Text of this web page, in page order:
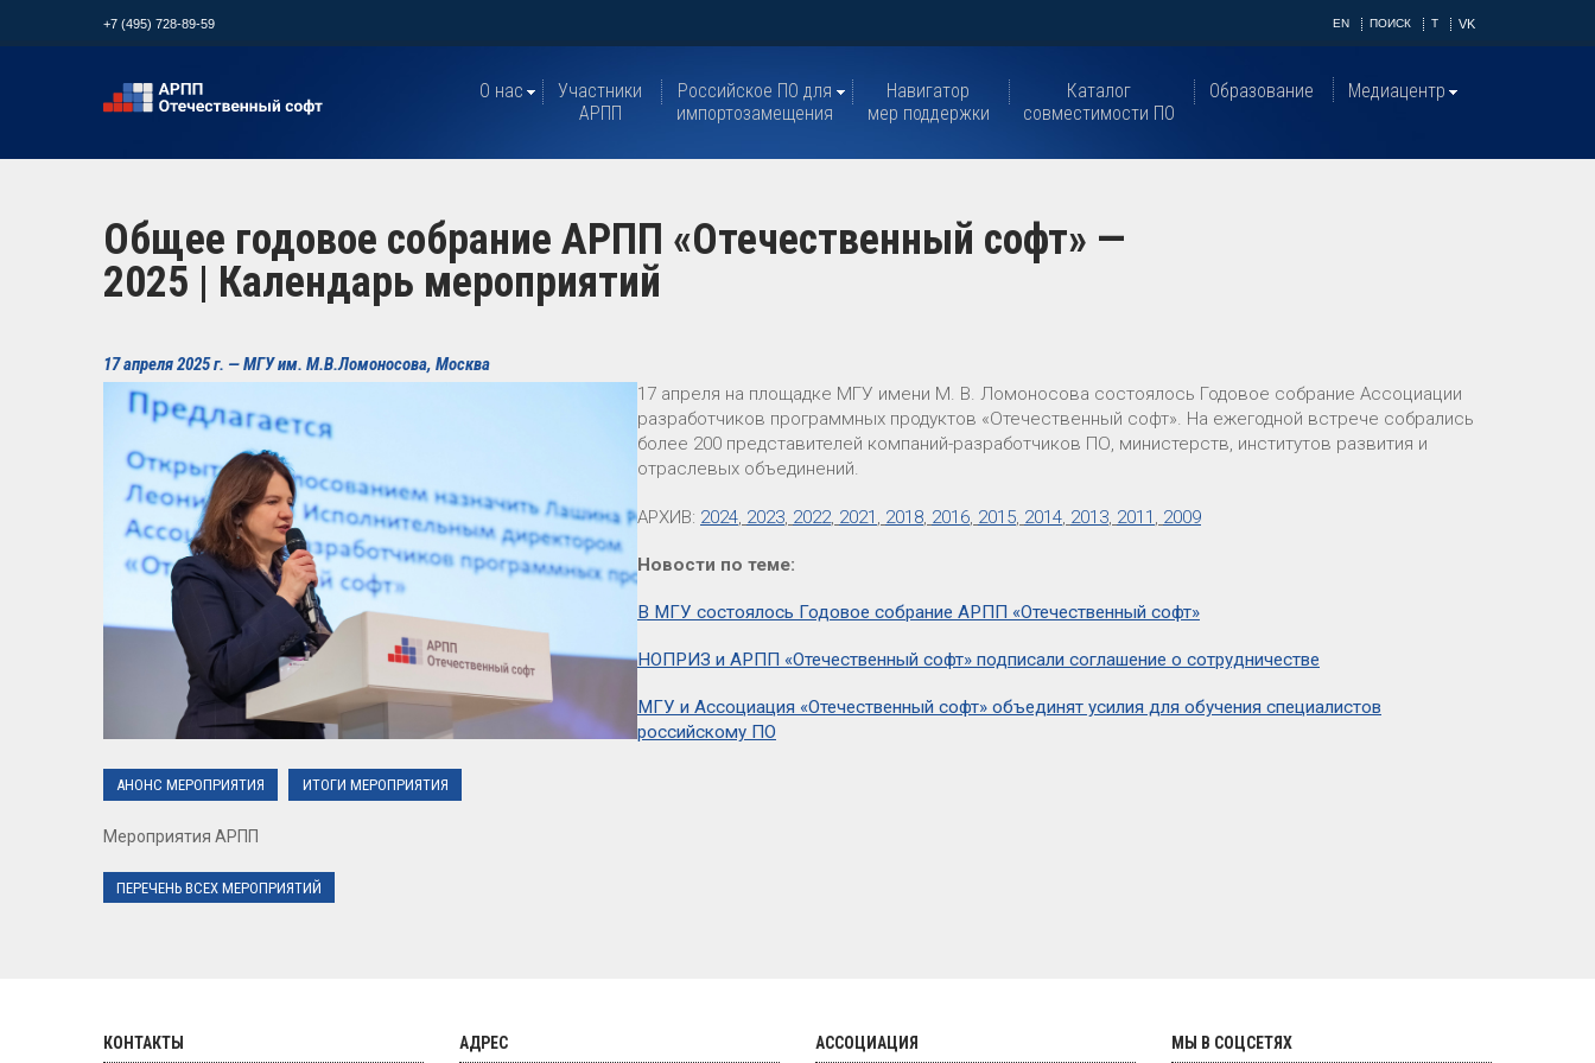
+7 (495) 728-89-59 EN ПОИСК T VK
О нас
Участники
АРПП
Российское ПО для
импортозамещения
Навигатор
мер поддержки
Каталог
совместимости ПО
Образование Медиацентр
Общее годовое собрание АРПП «Отечественный софт» —
2025 | Календарь мероприятий
17 апреля 2025 г. — МГУ им. М.В.Ломоносова, Москва
17 апреля на площадке МГУ имени М. В. Ломоносова состоялось Годовое собрание Ассоциации
разработчиков программных продуктов «Отечественный софт». На ежегодной встрече собрались
более 200 представителей компаний-разработчиков ПО, министерств, институтов развития и
отраслевых объединений.
АРХИВ: 2024, 2023, 2022, 2021 , 2018, 2016, 2015, 2014, 2013, 2011 , 2009
Новости по теме:
В МГУ состоялось Годовое собрание АРПП «Отечественный софт»
НОПРИЗ и АРПП «Отечественный софт» подписали соглашение о сотрудничестве
МГУ и Ассоциация «Отечественный софт» объединят усилия для обучения специалистов
российскому ПО
АНОНС МЕРОПРИЯТИЯ ИТОГИ МЕРОПРИЯТИЯ
Мероприятия АРПП
ПЕРЕЧЕНЬ ВСЕХ МЕРОПРИЯТИЙ
КОНТАКТЫ АДРЕС АССОЦИАЦИЯ МЫ В СОЦСЕТЯХ